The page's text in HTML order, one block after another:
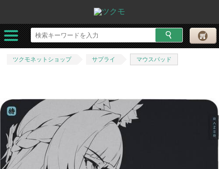
ツクモネットショップ サプライ マウスパッド